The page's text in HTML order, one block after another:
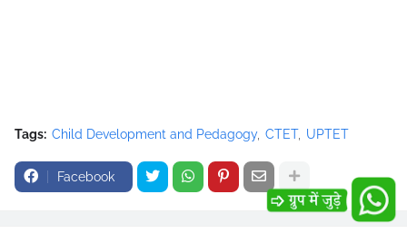
Tags: Child Development and Pedagogy CTET UPTET
Facebook